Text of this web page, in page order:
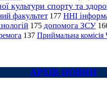
культури спорту та
факультет 177 ННІ
175 допомога ЗСУ
137 Приймальна
АРХІВ НОВИН